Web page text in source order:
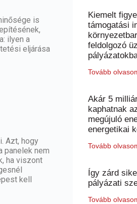
is
ilyen a
eljárása
Azt, hogy
panelek nem
ha viszont
kell
Kiemelt
támogatási
feldolgozó
Tovább
Akár 5
kaphatnak
megújuló
energetikai
Tovább
Így zárd
pályázati
Tovább